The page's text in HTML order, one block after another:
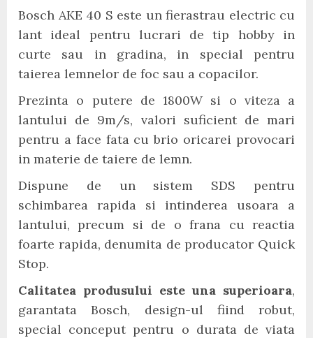
Bosch AKE 40 S este un fierastrau electric cu
lant ideal pentru lucrari de tip hobby in
curte sau in gradina, in special pentru
taierea lemnelor de foc sau a copacilor.
Prezinta o putere de 1800W si o viteza a
lantului de 9m/s, valori suficient de mari
pentru a face fata cu brio oricarei provocari
in materie de taiere de lemn.
Dispune de un sistem SDS pentru
schimbarea rapida si intinderea usoara a
lantului, precum si de o frana cu reactia
foarte rapida, denumita de producator Quick
Stop.
Calitatea produsului este una superioara,
garantata Bosch, design-ul fiind robut,
special conceput pentru o durata de viata